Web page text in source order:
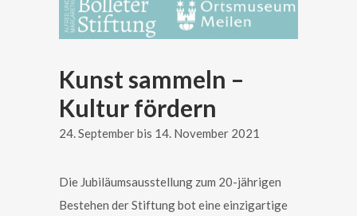
Kunst sammeln –
Kultur fördern
24. September bis 14. November 2021
Die Jubiläumsausstellung zum 20-jährigen
Bestehen der Stiftung bot eine einzigartige